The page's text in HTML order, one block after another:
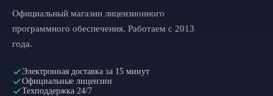
Официальный магазин лицензионного
программного обеспечения. Работаем с 2013
года.
Электронная доставка за 15 минут
Официальные лицензии
Техподдержка 24/7